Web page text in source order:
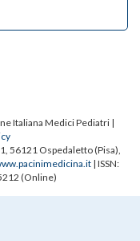
Italiana Medici Pediatri |
56121 Ospedaletto (Pisa),
| ISSN:
(Online)